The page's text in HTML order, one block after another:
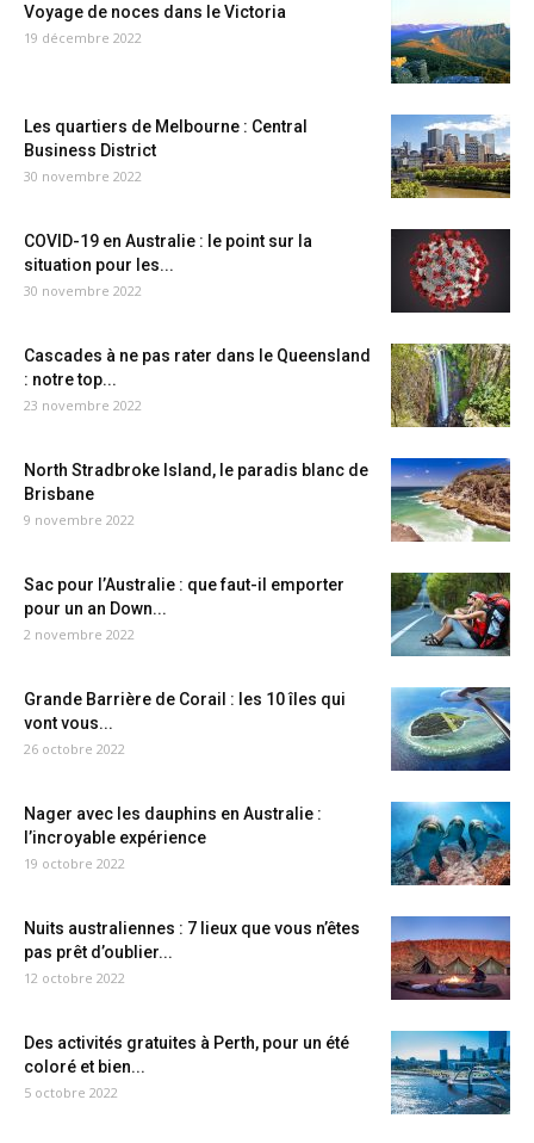
Voyage de noces dans le Victoria
19 décembre 2022
Les quartiers de Melbourne : Central
Business District
30 novembre 2022
COVID-19 en Australie : le point sur la
situation pour les...
30 novembre 2022
Cascades à ne pas rater dans le Queensland
: notre top...
23 novembre 2022
North Stradbroke Island, le paradis blanc de
Brisbane
9 novembre 2022
Sac pour l’Australie : que faut-il emporter
pour un an Down...
2 novembre 2022
Grande Barrière de Corail : les 10 îles qui
vont vous...
26 octobre 2022
Nager avec les dauphins en Australie :
l’incroyable expérience
19 octobre 2022
Nuits australiennes : 7 lieux que vous n’êtes
pas prêt d’oublier...
12 octobre 2022
Des activités gratuites à Perth, pour un été
coloré et bien...
5 octobre 2022